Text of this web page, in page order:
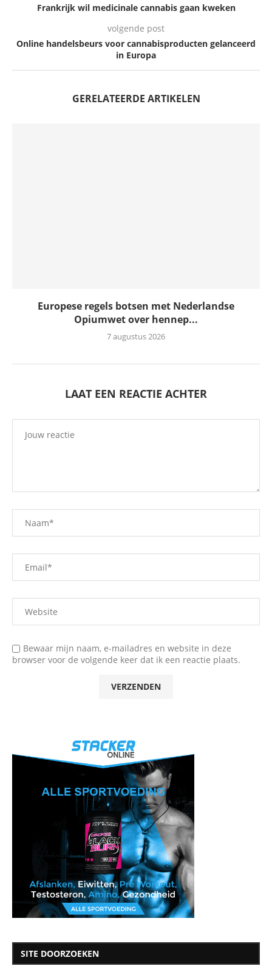
Frankrijk wil medicinale cannabis gaan kweken
volgende post
Online handelsbeurs voor cannabisproducten gelanceerd
in Europa
GERELATEERDE ARTIKELEN
Europese regels botsen met Nederlandse
Opiumwet over hennep...
7 augustus 2026
LAAT EEN REACTIE ACHTER
Bewaar mijn naam, e-mailadres en website in deze
browser voor de volgende keer dat ik een reactie plaats.
SITE DOORZOEKEN